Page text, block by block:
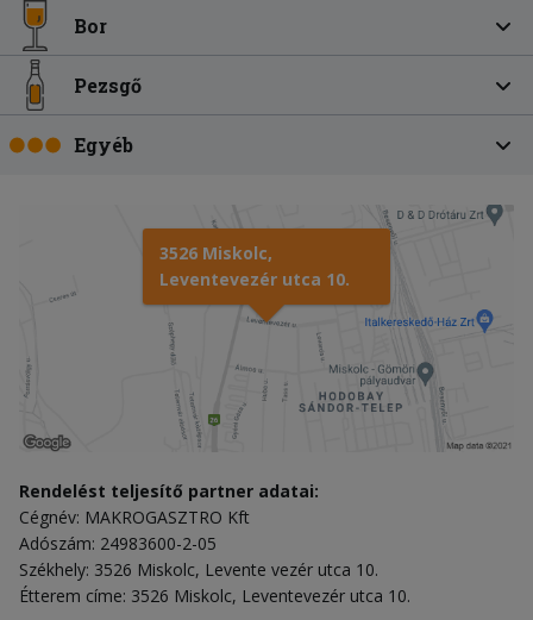
Bor
Pezsgő
Egyéb
3526 Miskolc,
Leventevezér utca 10.
Rendelést teljesítő partner adatai:
Cégnév: MAKROGASZTRO Kft
Adószám: 24983600-2-05
Székhely: 3526 Miskolc, Levente vezér utca 10.
Étterem címe: 3526 Miskolc, Leventevezér utca 10.